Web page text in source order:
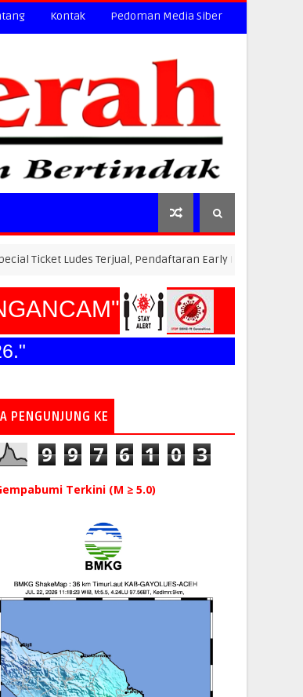
Kontak Pedoman Media Siber
Terjual, Pendaftaran Early Bird PLN Electric Run 2026
PENGUNJUNG KE
9 9 7 6 1 0 3
Terkini (M ≥ 5.0)